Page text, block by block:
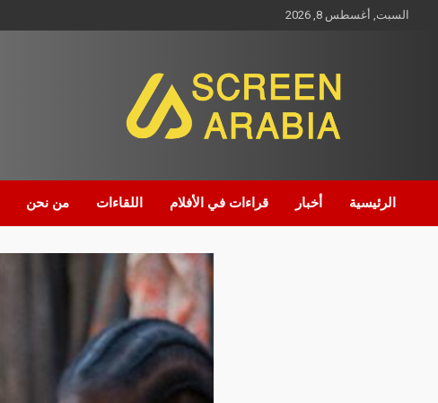
السبت, أغسطس 8, 2026
Screen Arabia
الرئيسية أخبار قراءات في الأفلام اللقاءات من نحن